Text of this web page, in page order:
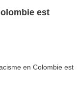
est